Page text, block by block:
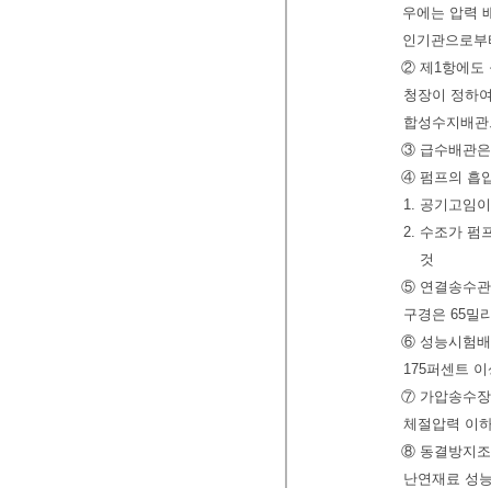
우에는 압력
인기관으로
② 제1항에도
청장이 정하
합성수지배
③ 급수배관
④ 펌프의 흡
1. 공기고임
2. 수조가 펌
것
⑤ 연결송수관
구경은 65밀
⑥ 성능시험배
175퍼센트
⑦ 가압송수장
체절압력 이
⑧ 동결방지조
난연재료 성